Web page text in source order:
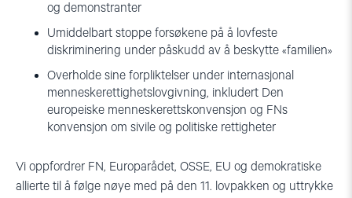
og demonstranter
Umiddelbart stoppe forsøkene på å lovfeste
diskriminering under påskudd av å beskytte «familien»
Overholde sine forpliktelser under internasjonal
menneskerettighetslovgivning, inkludert Den
europeiske menneskerettskonvensjon og FNs
konvensjon om sivile og politiske rettigheter
Vi oppfordrer FN, Europarådet, OSSE, EU og demokratiske
allierte til å følge nøye med på den 11. lovpakken og uttrykke